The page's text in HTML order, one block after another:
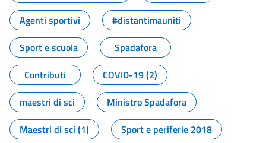
Agenti sportivi
#distantimauniti
Sport e scuola
Spadafora
Contributi
COVID-19 (2)
maestri di sci
Ministro Spadafora
Maestri di sci (1)
Sport e periferie 2018